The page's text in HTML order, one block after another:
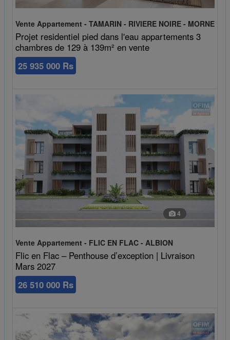
Vente Appartement - TAMARIN - RIVIERE NOIRE - MORNE
Projet residentiel pied dans l'eau appartements 3
chambres de 129 à 139m² en vente
25 935 000 Rs
4
Vente Appartement - FLIC EN FLAC - ALBION
Flic en Flac – Penthouse d’exception | Livraison
Mars 2027
26 510 000 Rs